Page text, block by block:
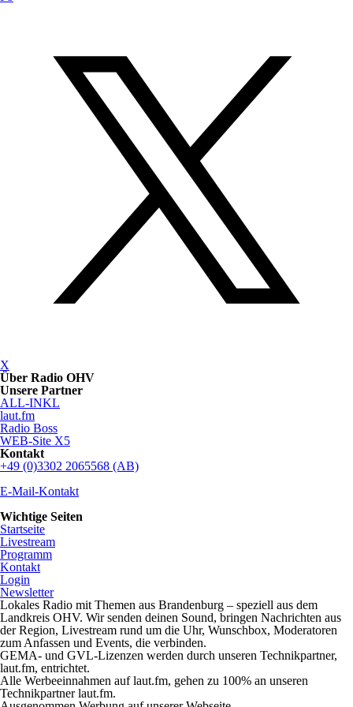
X
Über Radio OHV
Unsere Partner
ALL-INKL
laut.fm
Radio Boss
WEB-Site X5
Kontakt
+49 (0)3302 2065568 (AB)
E-Mail-Kontakt
Wichtige Seiten
Startseite
Livestream
Programm
Kontakt
Login
Newsletter
Lokales Radio mit Themen aus Brandenburg – speziell aus dem
Landkreis OHV. Wir senden deinen Sound, bringen Nachrichten aus
der Region, Livestream rund um die Uhr, Wunschbox, Moderatoren
zum Anfassen und Events, die verbinden.
GEMA- und GVL-Lizenzen werden durch unseren Technikpartner,
laut.fm, entrichtet.
Alle Werbeeinnahmen auf laut.fm, gehen zu 100% an unseren
Technikpartner laut.fm.